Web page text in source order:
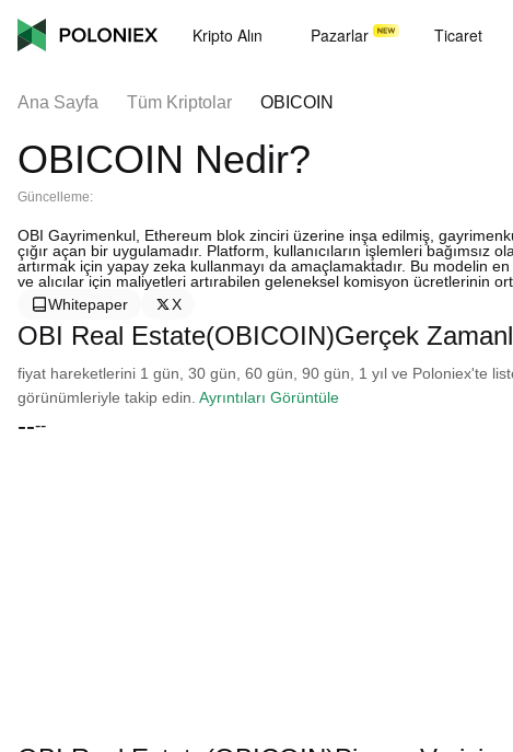
Kripto Alın Pazarlar Ticaret
Ana Sayfa Tüm Kriptolar OBICOIN
OBICOIN Nedir?
Güncelleme:
OBI Gayrimenkul, Ethereum blok zinciri üzerine inşa edilmiş,
çığır açan bir uygulamadır. Platform, kullanıcıların işlemleri
artırmak için yapay zeka kullanmayı da amaçlamaktadır. Bu modelin
ve alıcılar için maliyetleri artırabilen geleneksel komisyon ücretlerinin
Whitepaper
X
OBI Real Estate(OBICOIN)Gerçek
fiyat hareketlerini 1 gün, 30 gün, 60 gün, 90 gün, 1 yıl ve Poloniex'te
görünümleriyle takip edin. Ayrıntıları Görüntüle
----